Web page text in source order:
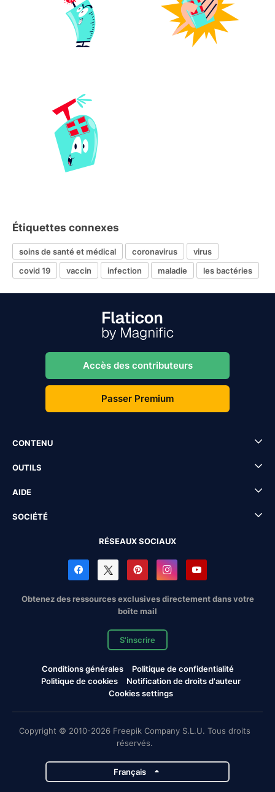
Étiquettes connexes
soins de santé et médical coronavirus
virus
covid 19
vaccin infection maladie les bactéries
Accès des contributeurs
Passer Premium
CONTENU
OUTILS
AIDE
SOCIÉTÉ
RÉSEAUX SOCIAUX
Obtenez des ressources exclusives directement dans votre
boîte mail
S'inscrire
Conditions générales
Politique de confidentialité
Politique de cookies
Notification de droits d'auteur
Cookies settings
Copyright © 2010-2026 Freepik Company S.L.U. Tous droits
réservés.
Français